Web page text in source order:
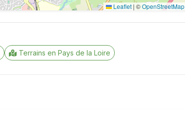
Leaflet | ©OpenStreetMap
Terrains en Pays de la Loire